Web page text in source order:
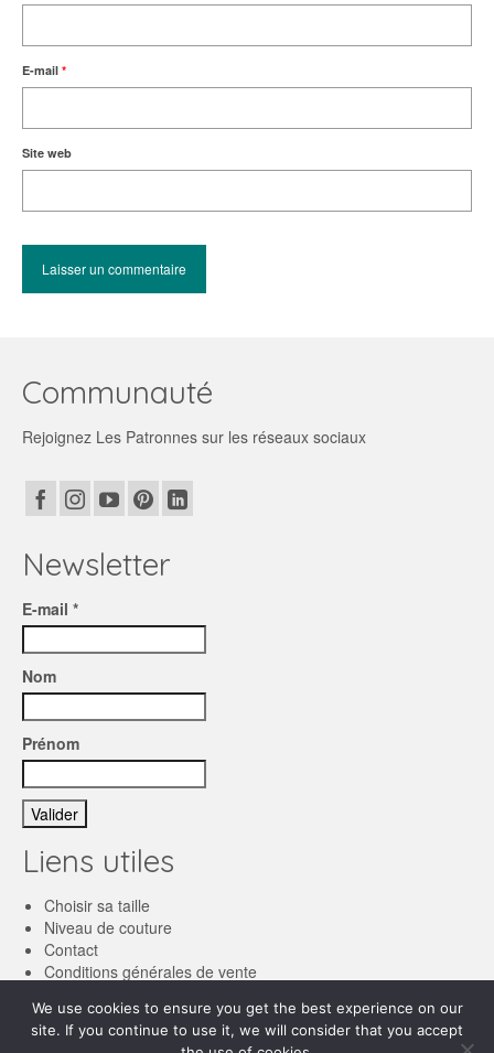
E-mail *
Site web
Communauté
Rejoignez Les Patronnes sur les réseaux sociaux
Newsletter
E-mail *
Nom
Prénom
Liens utiles
Choisir sa taille
Niveau de couture
Contact
Conditions générales de vente
We use cookies to ensure you get the best experience on our
site. If you continue to use it, we will consider that you accept